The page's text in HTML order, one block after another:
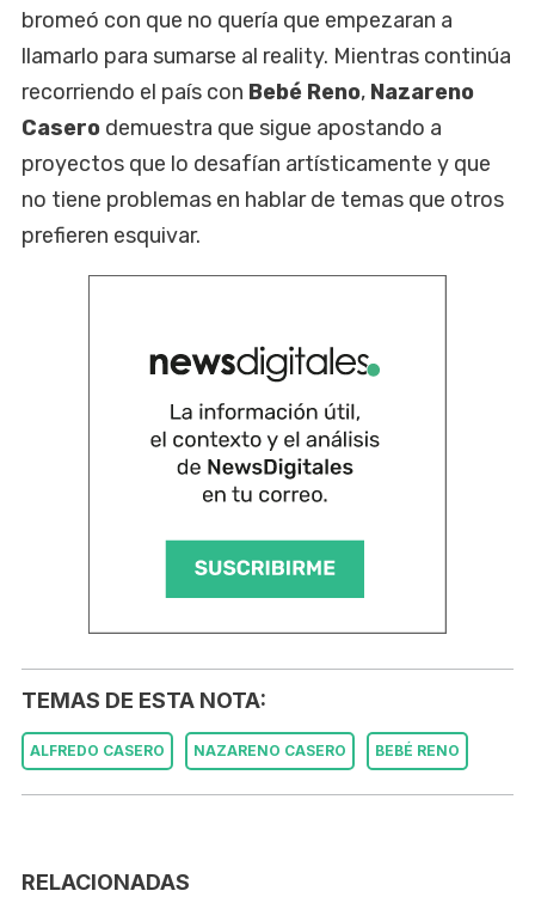
bromeó con que no quería que empezaran a
llamarlo para sumarse al reality. Mientras continúa
recorriendo el país con Bebé Reno, Nazareno
Casero demuestra que sigue apostando a
proyectos que lo desafían artísticamente y que
no tiene problemas en hablar de temas que otros
prefieren esquivar.
TEMAS DE ESTA NOTA:
ALFREDO CASERO NAZARENO CASERO BEBÉ RENO
RELACIONADAS